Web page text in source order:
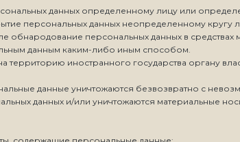
данных определенному лицу или
персональных данных неопределенному кругу
обнародование персональных данных в
данным каким-либо иным способом.
иностранного государства органу
данные уничтожаются безвозвратно с
данных и/или уничтожаются материальные